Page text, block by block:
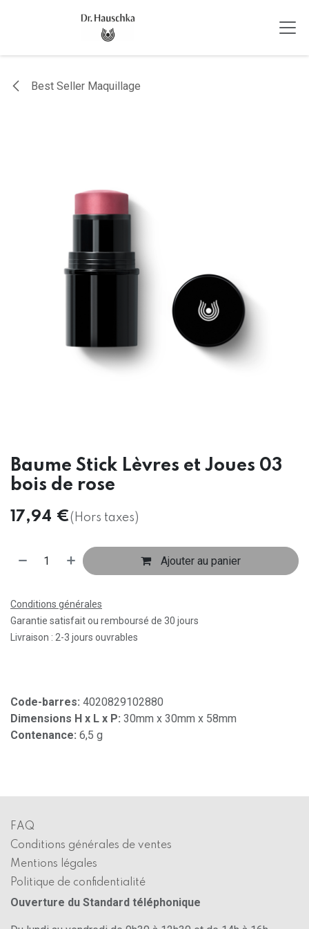
Best Seller Maquillage
Baume Stick Lèvres et Joues 03
bois de rose
17,94 €(Hors taxes)
Ajouter au panier
Conditions générales
Garantie satisfait ou remboursé de 30 jours
Livraison : 2-3 jours ouvrables
Code-barres: 4020829102880
Dimensions H x L x P: 30mm x 30mm x 58mm
Contenance: 6,5 g
FAQ
Conditions générales de ventes
Mentions légales
Politique de confidentialité
Ouverture du Standard téléphonique